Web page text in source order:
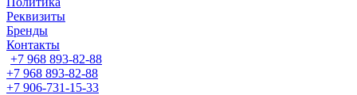
Реквизиты
Бренды
Контакты
+7 968 893-82-88
+7 968 893-82-88
+7 906-731-15-33